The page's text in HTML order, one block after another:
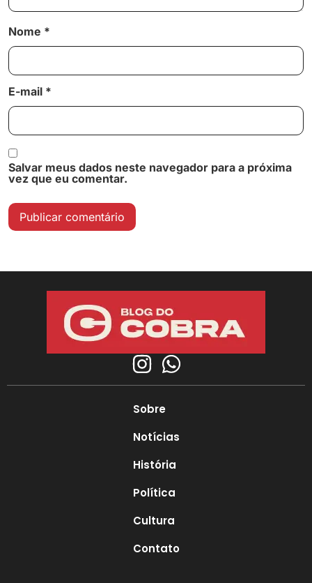
Nome *
E-mail *
Salvar meus dados neste navegador para a próxima
vez que eu comentar.
Sobre
Notícias
História
Política
Cultura
Contato